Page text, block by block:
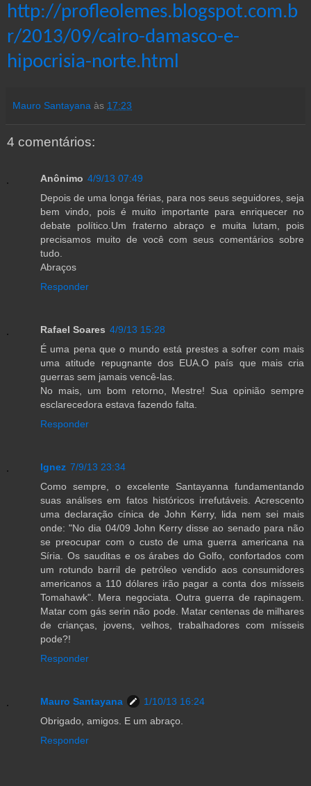
http://profleolemes.blogspot.com.b
r/2013/09/cairo-damasco-e-
hipocrisia-norte.html
Mauro Santayana às 17:23
4 comentários:
Anônimo 4/9/13 07:49
Depois de uma longa férias, para nos seus seguidores, seja
bem vindo, pois é muito importante para enriquecer no
debate político.Um fraterno abraço e muita lutam, pois
precisamos muito de você com seus comentários sobre
tudo.
Abraços
Responder
Rafael Soares 4/9/13 15:28
É uma pena que o mundo está prestes a sofrer com mais
uma atitude repugnante dos EUA.O país que mais cria
guerras sem jamais vencê-las.
No mais, um bom retorno, Mestre! Sua opinião sempre
esclarecedora estava fazendo falta.
Responder
Ignez 7/9/13 23:34
Como sempre, o excelente Santayanna fundamentando
suas análises em fatos históricos irrefutáveis. Acrescento
uma declaração cínica de John Kerry, lida nem sei mais
onde: "No dia 04/09 John Kerry disse ao senado para não
se preocupar com o custo de uma guerra americana na
Síria. Os sauditas e os árabes do Golfo, confortados com
um rotundo barril de petróleo vendido aos consumidores
americanos a 110 dólares irão pagar a conta dos mísseis
Tomahawk". Mera negociata. Outra guerra de rapinagem.
Matar com gás serin não pode. Matar centenas de milhares
de crianças, jovens, velhos, trabalhadores com mísseis
pode?!
Responder
Mauro Santayana
1/10/13 16:24
Obrigado, amigos. E um abraço.
Responder